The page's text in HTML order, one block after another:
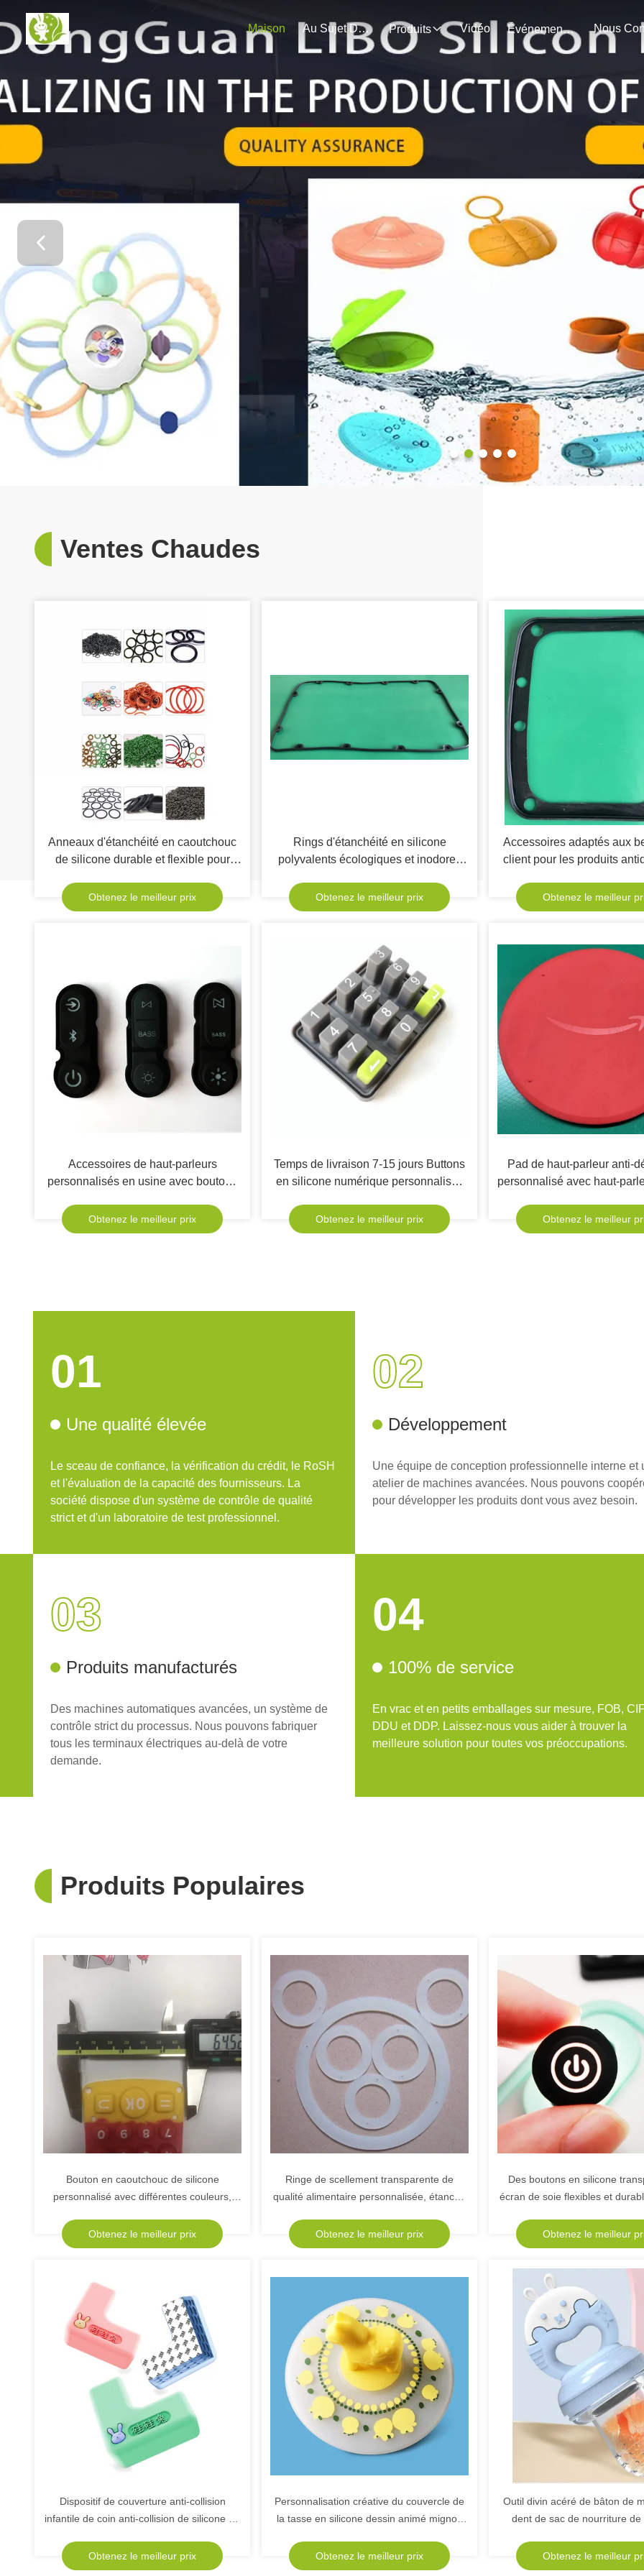
Maison Au Sujet De Nous Produits Vidéo Événements
Ventes Chaudes
Anneaux d'étanchéité en caoutchouc
de silicone durable et flexible pour
Obtenez le meilleur prix
Rings d'étanchéité en silicone
polyvalents écologiques et inodores
pour cellules solaires
Obtenez le meilleur prix
Accessoires adaptés aux
client pour les produits
des panneaux
Obtenez le meilleur
Accessoires de haut-parleurs
personnalisés en usine avec boutons
claviers claviers en silicone
Obtenez le meilleur prix
Temps de livraison 7-15 jours Buttons
en silicone numérique personnalisés
Obtenez le meilleur prix
Pad de haut-parleur anti-
personnalisé avec haut-
subwoofer
Obtenez le meilleur
01
Une qualité élevée
Le sceau de confiance, la vérification du crédit, le RoSH
et l'évaluation de la capacité des fournisseurs. La
société dispose d'un système de contrôle de qualité
strict et d'un laboratoire de test professionnel.
02
Développement
Une équipe de conception professionnelle interne et
atelier de machines avancées. Nous pouvons
pour développer les produits dont vous avez besoin.
03
Produits manufacturés
Des machines automatiques avancées, un système de
contrôle strict du processus. Nous pouvons fabriquer
tous les terminaux électriques au-delà de votre
demande.
04
100% de service
En vrac et en petits emballages sur mesure, FOB,
DDU et DDP. Laissez-nous vous aider à trouver la
meilleure solution pour toutes vos préoccupations.
Produits Populaires
Bouton en caoutchouc de silicone
personnalisé avec différentes couleurs,
Obtenez le meilleur prix
Ringe de scellement transparente de
qualité alimentaire personnalisée, étanche
résistant aux températures élevées, en
forme de O
Obtenez le meilleur prix
Des boutons en silicone
écran de soie flexibles et
Obtenez le meilleur
Dispositif de couverture anti-collision
infantile de coin anti-collision de silicone de
Obtenez le meilleur prix
Personnalisation créative du couvercle de
la tasse en silicone dessin animé mignon
antidérapante
Obtenez le meilleur prix
Outil divin acéré de bâton de
dent de sac de nourriture de
supplémentaires de
Obtenez le meilleur